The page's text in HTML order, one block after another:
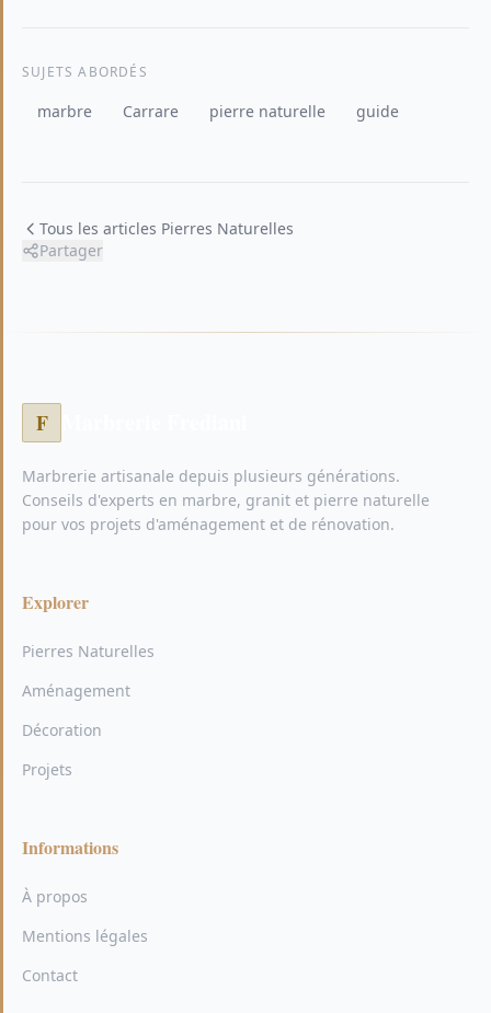
SUJETS ABORDÉS
marbre Carrare pierre naturelle guide
Tous les articles Pierres Naturelles
Partager
F
Marbrerie artisanale depuis plusieurs générations.
Conseils d'experts en marbre, granit et pierre naturelle
pour vos projets d'aménagement et de rénovation.
Explorer
Pierres Naturelles
Aménagement
Décoration
Projets
Informations
À propos
Mentions légales
Contact